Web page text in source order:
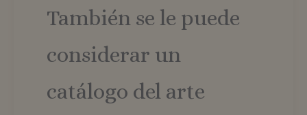
También se le puede
considerar un
catálogo del arte